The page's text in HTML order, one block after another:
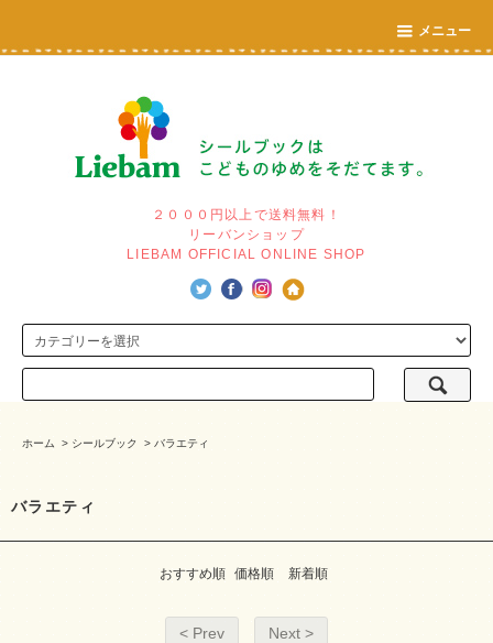
メニュー
２０００円以上で送料無料！
リーバンショップ
LIEBAM OFFICIAL ONLINE SHOP
ホーム > シールブック > バラエティ
バラエティ
おすすめ順 価格順 新着順
< Prev Next >